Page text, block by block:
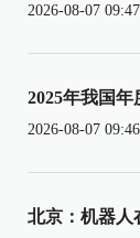
2026-08-07 09:47
2025年我国
2026-08-07 09:46
北京：机器人